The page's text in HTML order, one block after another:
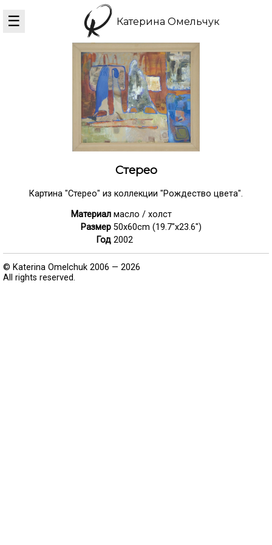
☰ Катерина Омельчук
Стерео
Картина "Стерео" из коллекции "Рождество цвета".
Материал масло / холст
Размер 50x60cm (19.7"x23.6")
Год 2002
© Katerina Omelchuk 2006 — 2026
All rights reserved.